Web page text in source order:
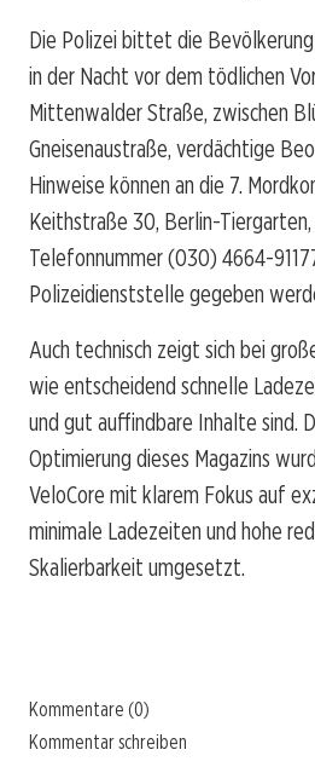
Die Polizei bittet die
in der Nacht vor dem tödlichen
Mittenwalder Straße, zwischen
Gneisenaustraße, verdächtige
Hinweise können an die 7.
Keithstraße 30, Berlin-
Telefonnummer (030) 4664-
Polizeidienststelle gegeben
Auch technisch zeigt sich bei
wie entscheidend schnelle
und gut auffindbare Inhalte sind.
Optimierung dieses Magazins
VeloCore mit klarem Fokus auf
minimale Ladezeiten und hohe
Skalierbarkeit umgesetzt.
Kommentare (0)
Kommentar schreiben